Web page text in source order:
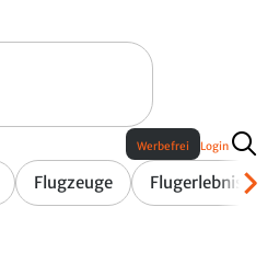
Flugzeuge Flugerlebnis
Werbefrei Login